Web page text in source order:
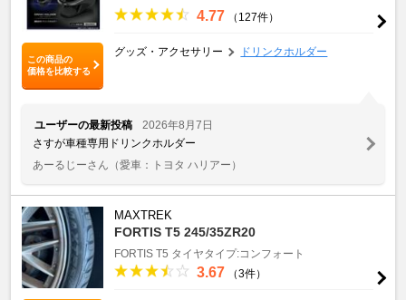
この商品の
価格を比較する
4.77 （127件）
グッズ・アクセサリー ドリンクホルダー
ユーザーの最新投稿
2026年8月7日
さすが車種専用ドリンクホルダー
あーるじーさん （愛車：トヨタ ハリアー）
MAXTREK
FORTIS T5 245/35ZR20
FORTIS T5 タイヤタイプ:コンフォート
3.67 （3件）